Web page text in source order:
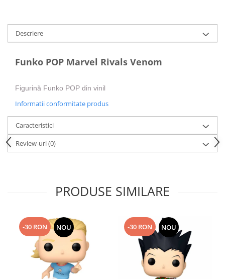
Descriere
Funko POP Marvel Rivals Venom
Figurină Funko POP din vinil
Informatii conformitate produs
Caracteristici
Review-uri(0)
PRODUSE SIMILARE
-30 RON NOU -30 RON NOU